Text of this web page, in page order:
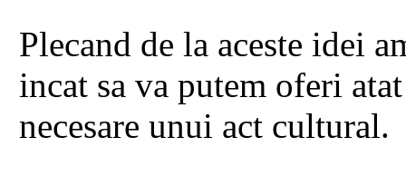
Plecand de la aceste idei
incat sa va putem oferi
necesare unui act cultural.